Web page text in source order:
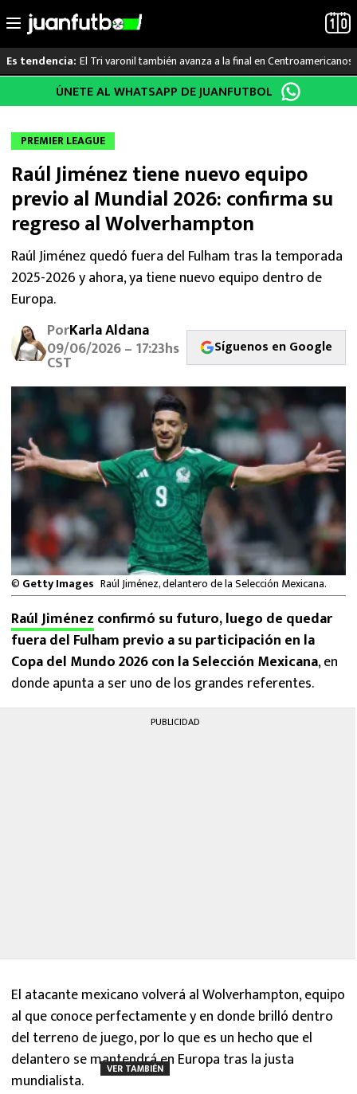
al
Es tendencia: El Tri varonil también avanza a la final en Centroamericanos
LO ÚLTIMO
LIGA MX
RAYADOS
PUMAS
ATLANTE
SELECCIÓN MEXICANA
FUTBOL INTERNACIONAL
MEXICANOS EN EL EXTRANJERO
FUTBOL ESTUFA
FÓRMULA 1
BOXEO
LIGA MX
NFL
ÚNETE AL WHATSAPP DE JUANFUTBOL
PREMIER LEAGUE
Raúl Jiménez tiene nuevo equipo
previo al Mundial 2026: confirma su
regreso al Wolverhampton
Raúl Jiménez quedó fuera del Fulham tras la temporada
2025-2026 y ahora, ya tiene nuevo equipo dentro de
Europa.
PorKarla Aldana
09/06/2026 – 17:23hs
CST
Síguenos en Google
© Getty Images Raúl Jiménez, delantero de la Selección Mexicana.
Raúl Jiménez confirmó su futuro, luego de quedar
fuera del Fulham previo a su participación en la
Copa del Mundo 2026 con la Selección Mexicana, en
donde apunta a ser uno de los grandes referentes.
PUBLICIDAD
El atacante mexicano volverá al Wolverhampton, equipo
al que conoce perfectamente y en donde brilló dentro
del terreno de juego, por lo que es un hecho que el
delantero se mantendrá en Europa tras la justa
mundialista.
VER TAMBIÉN